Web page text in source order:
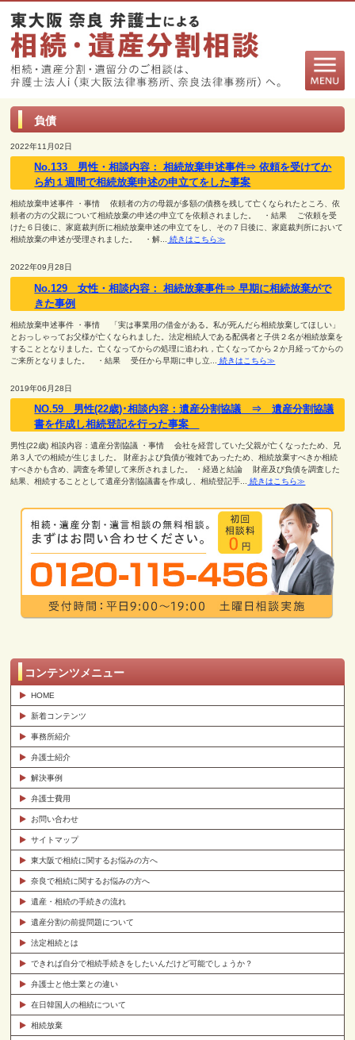
負債
2022年11月02日
No.133 男性・相談内容： 相続放棄申述事件⇒ 依頼を受けてか
ら約１週間で相続放棄申述の申立てをした事案
相続放棄申述事件 ・事情 依頼者の方の母親が多額の債務を残して亡くなられたところ、依
頼者の方の父親について相続放棄の申述の申立てを依頼されました。 ・結果 ご依頼を受
けた６日後に、家庭裁判所に相続放棄申述の申立てをし、その７日後に、家庭裁判所において
相続放棄の申述が受理されました。 ・解... 続きはこちら≫
2022年09月28日
No.129 女性・相談内容： 相続放棄事件⇒ 早期に相続放棄がで
きた事例
相続放棄申述事件 ・事情 「実は事業用の借金がある。私が死んだら相続放棄してほしい」
とおっしゃってお父様が亡くなられました。法定相続人である配偶者と子供２名が相続放棄を
することとなりました。亡くなってからの処理に追われ，亡くなってから２か月経ってからの
ご来所となりました。 ・結果 受任から早期に申し立...
続きはこちら≫
2019年06月28日
NO.59 男性(22歳)･相談内容：遺産分割協議 ⇒ 遺産分割協議
書を作成し相続登記を行った事案
男性(22歳) 相談内容：遺産分割協議 ・事情 会社を経営していた父親が亡くなったため、兄
弟３人での相続が生じました。 財産および負債が複雑であったため、相続放棄すべきか相続
すべきかも含め、調査を希望して来所されました。 ・経過と結論 財産及び負債を調査した
結果、相続することとして遺産分割協議書を作成し、相続登記手...
続きはこちら≫
コンテンツメニュー
HOME
新着コンテンツ
事務所紹介
弁護士紹介
解決事例
弁護士費用
お問い合わせ
サイトマップ
東大阪で相続に関するお悩みの方へ
奈良で相続に関するお悩みの方へ
遺産・相続の手続きの流れ
遺産分割の前提問題について
法定相続とは
できれば自分で相続手続きをしたいんだけど可能でしょうか？
弁護士と他士業との違い
在日韓国人の相続について
相続放棄